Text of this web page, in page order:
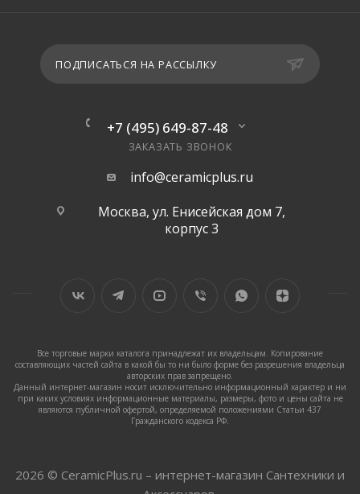
ПОДПИСАТЬСЯ НА РАССЫЛКУ
+7 (495) 649-87-48
ЗАКАЗАТЬ ЗВОНОК
info@ceramicplus.ru
Москва, ул. Енисейская дом 7,
корпус 3
Все торговые марки каталога принадлежат их владельцам. Копирование
составляющих частей сайта в какой бы то ни было форме без разрешения владельца
авторских прав запрещено.
Данный интернет-магазин носит исключительно информационный характер и ни
при каких условиях информационные материалы, размеры, фото и цены сайта не
являются публичной офертой, определяемой положениями Статьи 437
Гражданского кодекса РФ.
2026 © CeramicPlus.ru – интернет-магазин Сантехники и